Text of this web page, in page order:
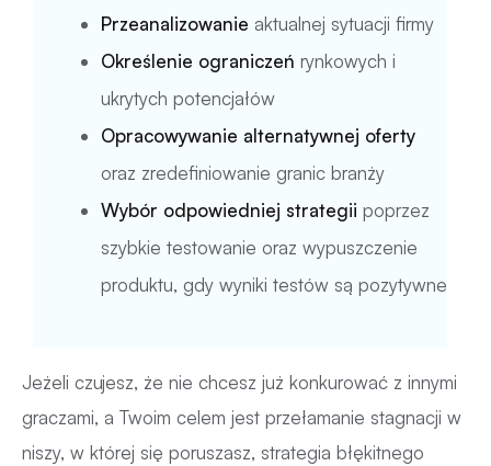
Przeanalizowanie aktualnej sytuacji firmy
Określenie ograniczeń rynkowych i
ukrytych potencjałów
Opracowywanie alternatywnej oferty
oraz zredefiniowanie granic branży
Wybór odpowiedniej strategii poprzez
szybkie testowanie oraz wypuszczenie
produktu, gdy wyniki testów są pozytywne
Jeżeli czujesz, że nie chcesz już konkurować z innymi
graczami, a Twoim celem jest przełamanie stagnacji w
niszy, w której się poruszasz, strategia błękitnego